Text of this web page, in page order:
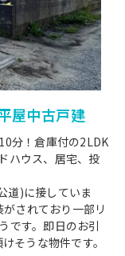
屋中古戸建
分！倉庫付の2LDK
ハウス、居宅、投
道)に接していま
されており一部リ
です。即日のお引
そうな物件です。